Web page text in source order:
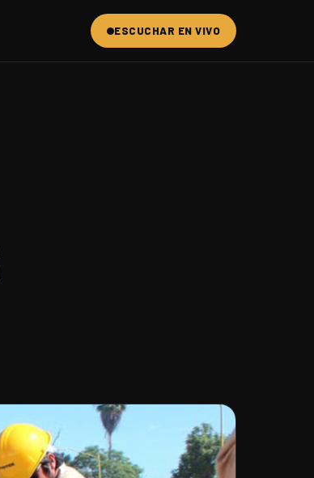
ESCUCHAR EN VIVO